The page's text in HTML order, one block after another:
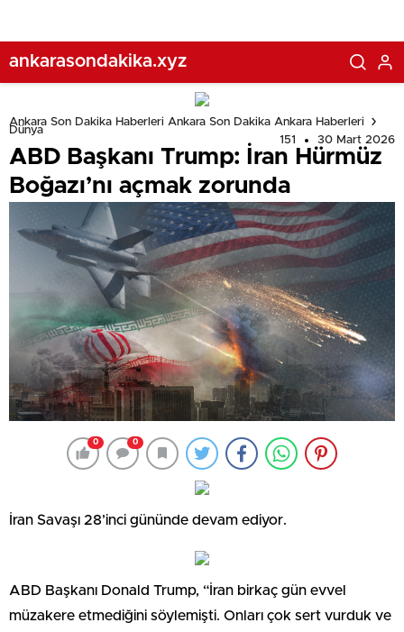
ankarasondakika.xyz
Ankara Son Dakika Haberleri Ankara Son Dakika Ankara Haberleri
Dünya
151
30 Mart 2026
ABD Başkanı Trump: İran Hürmüz
Boğazı’nı açmak zorunda
0 0
İran Savaşı 28’inci gününde devam ediyor.
ABD Başkanı Donald Trump, “İran birkaç gün evvel
müzakere etmediğini söylemişti. Onları çok sert vurduk ve